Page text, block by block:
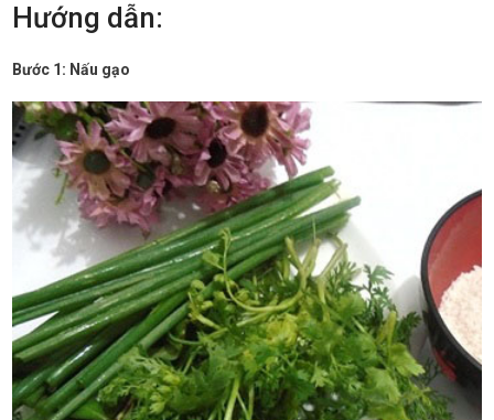
Hướng dẫn:
Bước 1: Nấu gạo